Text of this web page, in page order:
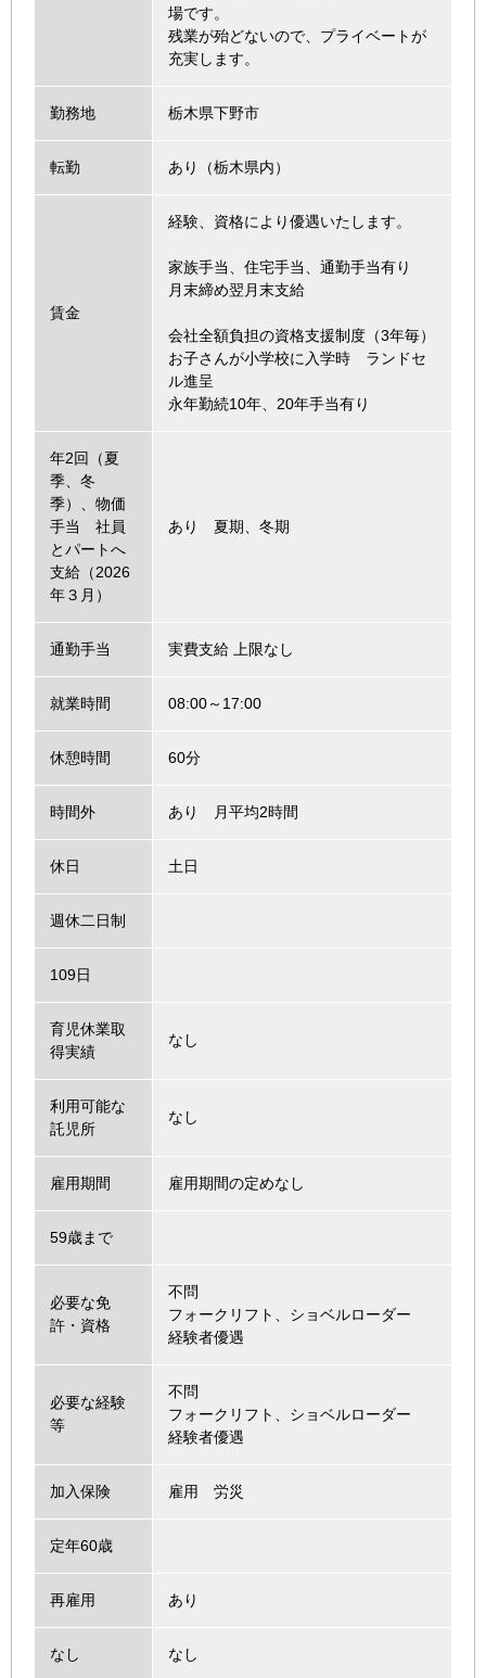
場です。
残業が殆どないので、プライベートが
充実します。
勤務地 栃木県下野市
転勤 あり（栃木県内）
賃金
経験、資格により優遇いたします。
家族手当、住宅手当、通勤手当有り
月末締め翌月末支給
会社全額負担の資格支援制度（3年毎）
お子さんが小学校に入学時 ランドセ
ル進呈
永年勤続10年、20年手当有り
年2回（夏
季、冬
季）、物価
手当 社員
とパートへ
支給（2026
年３月）
あり 夏期、冬期
通勤手当 実費支給 上限なし
就業時間 08:00～17:00
休憩時間 60分
時間外 あり 月平均2時間
休日 土日
週休二日制
109日
育児休業取
得実績
なし
利用可能な
託児所
なし
雇用期間 雇用期間の定めなし
59歳まで
必要な免
許・資格
不問
フォークリフト、ショベルローダー
経験者優遇
必要な経験
等
不問
フォークリフト、ショベルローダー
経験者優遇
加入保険 雇用 労災
定年60歳
再雇用 あり
なし なし